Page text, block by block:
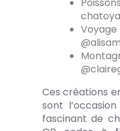
Ces créations
sont
fascinant de